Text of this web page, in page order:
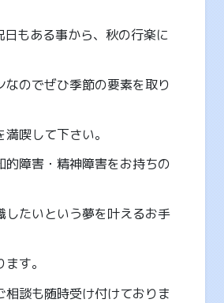
もある事から、秋の行楽に
なのでぜひ季節の要素を取り
喫して下さい。
的障害・精神障害をお持ちの
したいという夢を叶えるお手
す。
相談も随時受け付けておりま